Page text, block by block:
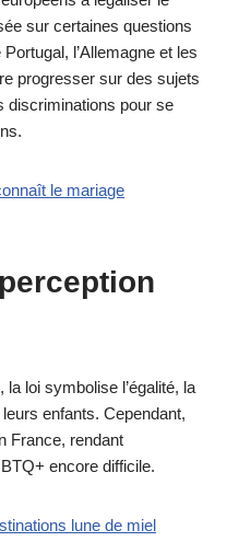
sur certaines questions
l’Allemagne et les
progresser sur des sujets
discriminations pour se
le mariage
loi symbolise l’égalité, la
enfants. Cependant,
France, rendant
encore difficile.
lune de miel